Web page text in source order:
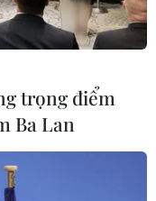
trọng điểm
Ba Lan